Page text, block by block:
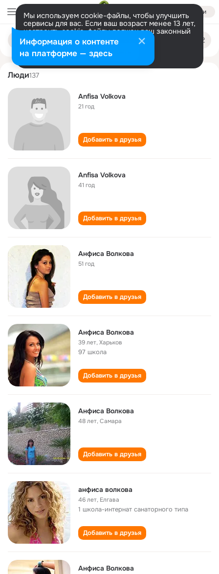
Войти
Мы используем cookie-файлы, чтобы улучшить
сервисы для вас. Если ваш возраст менее 13 лет,
настроить cookie-файлы должен ваш законный
представитель. Больше информации
Разрешить все Настроить
Поиск
людям
anfisa volkova
Люди137
Anfisa Volkova
21 год
Добавить в друзья
Anfisa Volkova
41 год
Добавить в друзья
Анфиса Волкова
51 год
Добавить в друзья
Анфиса Волкова
39 лет,Харьков
97 школа
Добавить в друзья
Анфиса Волкова
48 лет,Самара
Добавить в друзья
анфиса волкова
46 лет, Елгава
1 школа-интернат санаторного типа
Добавить в друзья
Анфиса Волкова
Информация о контенте
на платформе — здесь